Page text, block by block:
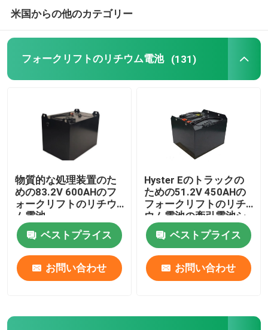
米国からの他のカテゴリー
フォークリフトのリチウム電池 (131)
物質的な処理装置のた
めの83.2V 600AHのフ
ォークリフトのリチウ
ム電池
ベストプライス
お問い合わせ
Hyster Eのトラックの
ための51.2V 450AHの
フォークリフトのリチ
ウム電池の牽引電池シ
ステム
ベストプライス
お問い合わせ